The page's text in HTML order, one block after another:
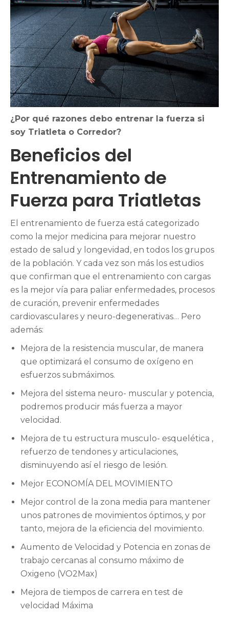
¿Por qué razones debo entrenar la fuerza si
soy Triatleta o Corredor?
Beneficios del
Entrenamiento de
Fuerza para Triatletas
El entrenamiento de fuerza está categorizado
como la mejor medicina para mejorar nuestro
estado de salud y longevidad, en todos los grupos
de la población. Y cada vez son más los estudios
que confirman que el entrenamiento con cargas
es la mejor vía para paliar enfermedades, procesos
de curación, prevenir enfermedades
cardiovasculares y neuro-degenerativas… Pero
además:
Mejora de la resistencia muscular, de manera
que optimizará el consumo de oxígeno en
esfuerzos submáximos.
Mejora del sistema neuro- muscular y potencia,
podremos producir más fuerza a mayor
velocidad.
Mejora de tu estructura musculo- esquelética ,
refuerzo de tendones y articulaciones,
disminuyendo así el riesgo de lesión.
Mejor ECONOMÍA DEL MOVIMIENTO
Mejor control de la zona media para mantener
unos patrones de movimientos óptimos, y por
tanto, mejora de la eficiencia del movimiento.
Aumento de Velocidad y Potencia en zonas de
trabajo cercanas al consumo máximo de
Oxigeno (VO2Max)
Mejora de tiempos de carrera en test de
velocidad Máxima